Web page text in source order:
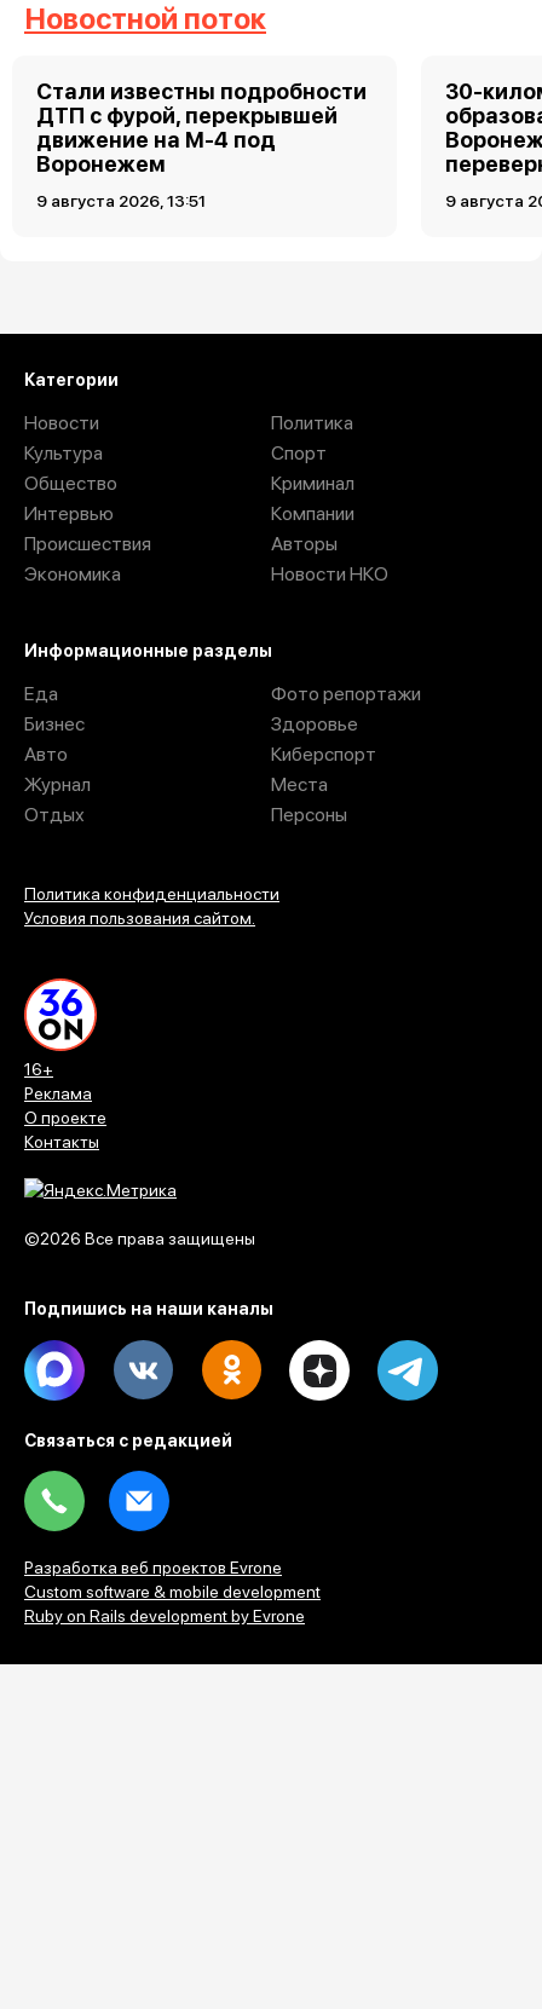
Новостной поток
Стали известны подробности
ДТП с фурой, перекрывшей
движение на М-4 под
Воронежем
9 августа 2026, 13:51
30-
9 августа
16+
Реклама
О проекте
Контакты
©2026 Все права защищены
Категории
Новости
Культура
Общество
Интервью
Происшествия
Экономика
Политика
Спорт
Криминал
Компании
Авторы
Новости НКО
Информационные разделы
Еда
Бизнес
Авто
Журнал
Отдых
Фото репортажи
Здоровье
Киберспорт
Места
Персоны
Политика конфиденциальности
Условия пользования сайтом.
Подпишись на наши каналы
Max Dzen
Связаться с редакцией
Разработка веб проектов Evrone
Custom software & mobile development
Ruby on Rails development by Evrone